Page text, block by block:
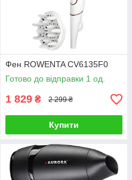
Фен ROWENTA CV6135F0
Готово до відправки 1 од.
1 829 ₴ 2 299 ₴
Купити